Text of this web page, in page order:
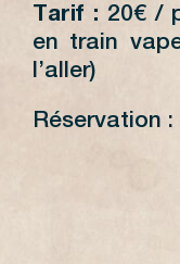
Tarif : 20€ /
en train
l’aller)
Réservation :